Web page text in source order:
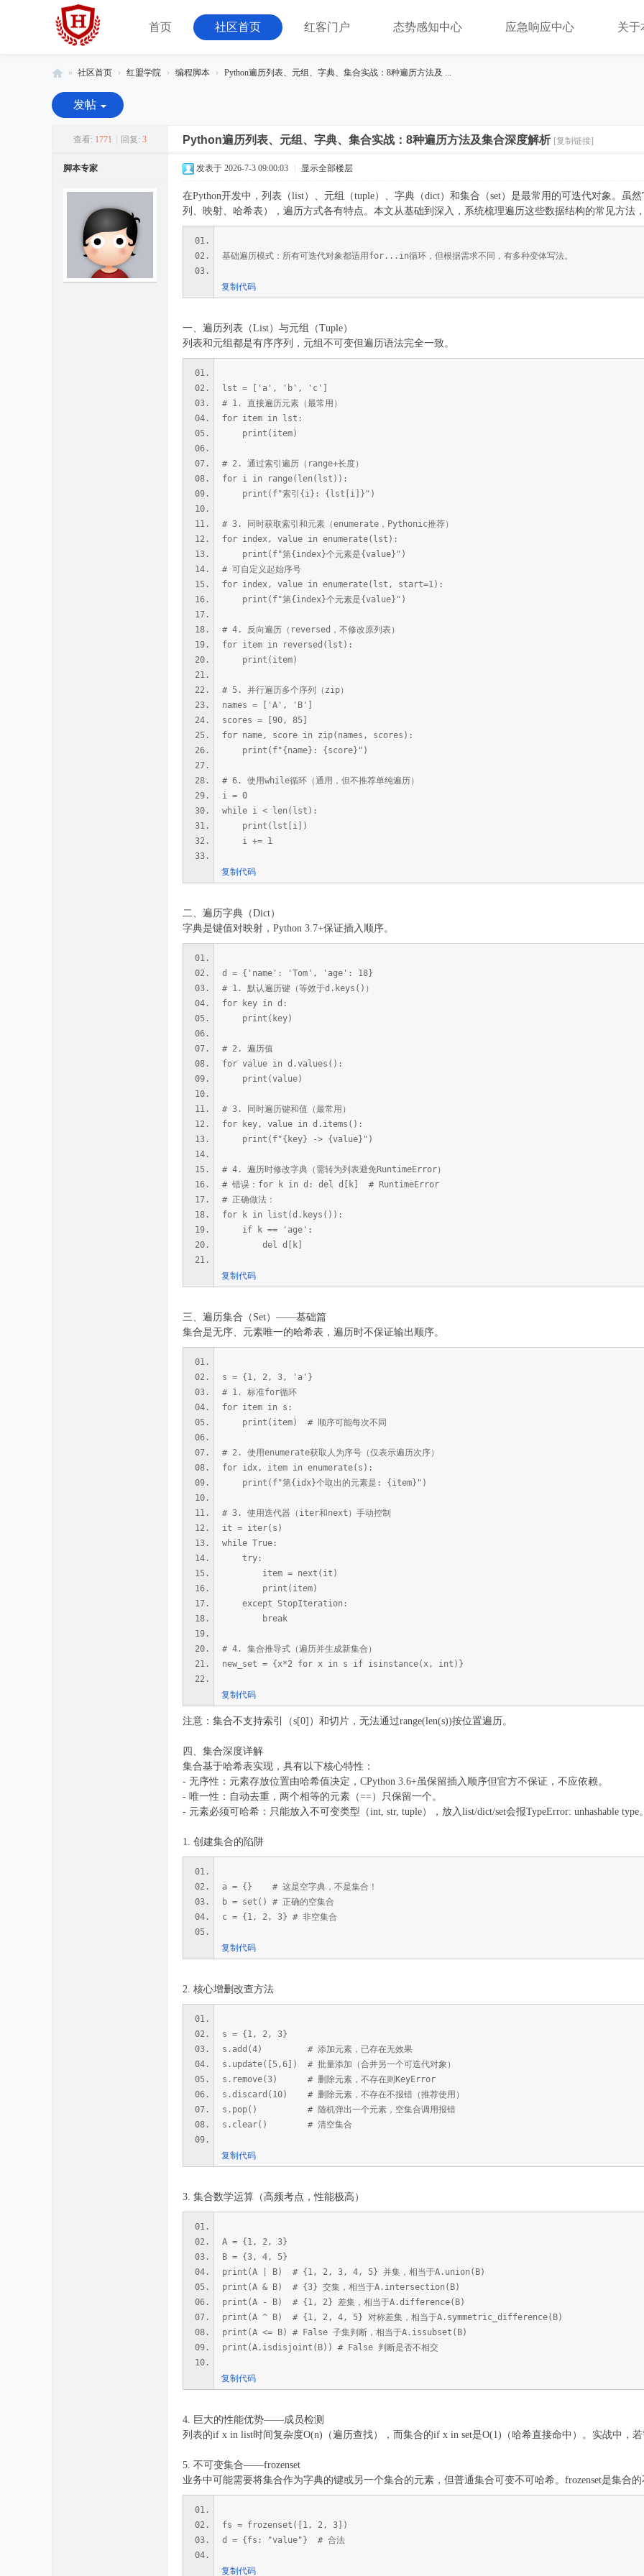
首页 社区首页 红客门户 态势感知中心 应急响应中心 关于
红
客
» 社区首页 › 红盟学院 › 编程脚本 › Python遍历列表、元组、字典、集合实战：8种遍历方法及 ...
发帖
查看: 1771 回复: 3 Python遍历列表、元组、字典、集合实战：8种遍历方法及集合深度解析 [复制链接]
脚本专家 发表于 2026-7-3 09:00:03 显示全部楼层
在Python开发中，列表（list）、元组（tuple）、字典（dict）和集合（set）是最常用的可迭代对象。虽
列、映射、哈希表），遍历方式各有特点。本文从基础到深入，系统梳理遍历这些数据结构的常见方法
基础遍历模式：所有可迭代对象都适用for...in循环，但根据需求不同，有多种变体写法。
复制代码
一、遍历列表（List）与元组（Tuple）
列表和元组都是有序序列，元组不可变但遍历语法完全一致。
lst = ['a', 'b', 'c']
# 1. 直接遍历元素（最常用）
for item in lst:
print(item)
# 2. 通过索引遍历（range+长度）
for i in range(len(lst)):
print(f"索引{i}: {lst[i]}")
# 3. 同时获取索引和元素（enumerate，Pythonic推荐）
for index, value in enumerate(lst):
print(f"第{index}个元素是{value}")
# 可自定义起始序号
for index, value in enumerate(lst, start=1):
print(f"第{index}个元素是{value}")
# 4. 反向遍历（reversed，不修改原列表）
for item in reversed(lst):
print(item)
# 5. 并行遍历多个序列（zip）
names = ['A', 'B']
scores = [90, 85]
for name, score in zip(names, scores):
print(f"{name}: {score}")
# 6. 使用while循环（通用，但不推荐单纯遍历）
i = 0
while i < len(lst):
print(lst[i])
i += 1
复制代码
二、遍历字典（Dict）
字典是键值对映射，Python 3.7+保证插入顺序。
d = {'name': 'Tom', 'age': 18}
# 1. 默认遍历键（等效于d.keys()）
for key in d:
print(key)
# 2. 遍历值
for value in d.values():
print(value)
# 3. 同时遍历键和值（最常用）
for key, value in d.items():
print(f"{key} -> {value}")
# 4. 遍历时修改字典（需转为列表避免RuntimeError）
# 错误：for k in d: del d[k] # RuntimeError
# 正确做法：
for k in list(d.keys()):
if k == 'age':
del d[k]
复制代码
三、遍历集合（Set）——基础篇
集合是无序、元素唯一的哈希表，遍历时不保证输出顺序。
s = {1, 2, 3, 'a'}
# 1. 标准for循环
for item in s:
print(item) # 顺序可能每次不同
# 2. 使用enumerate获取人为序号（仅表示遍历次序）
for idx, item in enumerate(s):
print(f"第{idx}个取出的元素是: {item}")
# 3. 使用迭代器（iter和next）手动控制
it = iter(s)
while True:
try:
item = next(it)
print(item)
except StopIteration:
break
# 4. 集合推导式（遍历并生成新集合）
new_set = {x*2 for x in s if isinstance(x, int)}
复制代码
注意：集合不支持索引（s[0]）和切片，无法通过range(len(s))按位置遍历。
四、集合深度详解
集合基于哈希表实现，具有以下核心特性：
- 无序性：元素存放位置由哈希值决定，CPython 3.6+虽保留插入顺序但官方不保证，不应依赖。
- 唯一性：自动去重，两个相等的元素（==）只保留一个。
- 元素必须可哈希：只能放入不可变类型（int, str, tuple），放入list/dict/set会报TypeError: unhashable type
1. 创建集合的陷阱
a = {} # 这是空字典，不是集合！
b = set() # 正确的空集合
c = {1, 2, 3} # 非空集合
复制代码
2. 核心增删改查方法
s = {1, 2, 3}
s.add(4) # 添加元素，已存在无效果
s.update([5,6]) # 批量添加（合并另一个可迭代对象）
s.remove(3) # 删除元素，不存在则KeyError
s.discard(10) # 删除元素，不存在不报错（推荐使用）
s.pop() # 随机弹出一个元素，空集合调用报错
s.clear() # 清空集合
复制代码
3. 集合数学运算（高频考点，性能极高）
A = {1, 2, 3}
B = {3, 4, 5}
print(A | B) # {1, 2, 3, 4, 5} 并集，相当于A.union(B)
print(A & B) # {3} 交集，相当于A.intersection(B)
print(A - B) # {1, 2} 差集，相当于A.difference(B)
print(A ^ B) # {1, 2, 4, 5} 对称差集，相当于A.symmetric_difference(B)
print(A <= B) # False 子集判断，相当于A.issubset(B)
print(A.isdisjoint(B)) # False 判断是否不相交
复制代码
4. 巨大的性能优势——成员检测
列表的if x in list时间复杂度O(n)（遍历查找），而集合的if x in set是O(1)（哈希直接命中）。实战中，
5. 不可变集合——frozenset
业务中可能需要将集合作为字典的键或另一个集合的元素，但普通集合可变不可哈希。frozenset是集合
fs = frozenset([1, 2, 3])
d = {fs: "value"} # 合法
复制代码